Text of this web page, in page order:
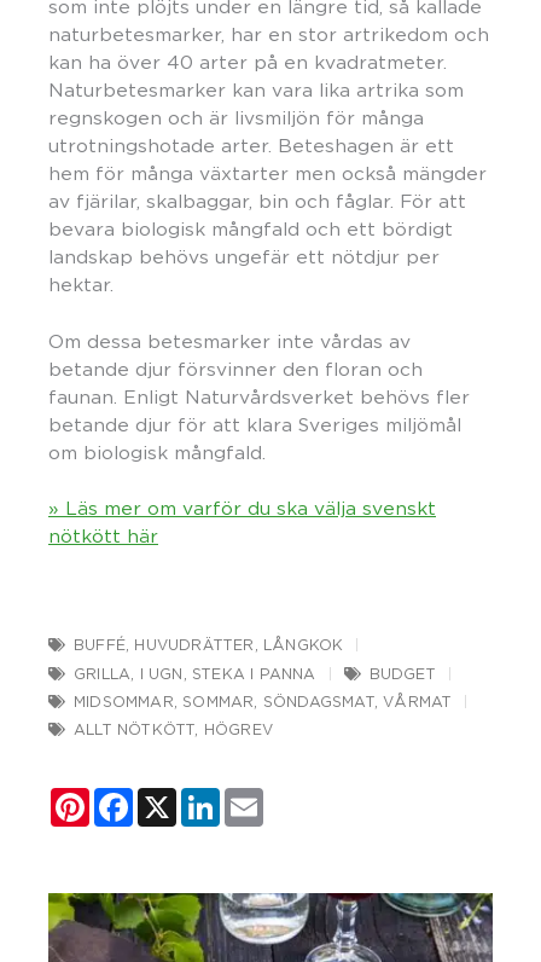
som inte plöjts under en längre tid, så kallade
naturbetesmarker, har en stor artrikedom och
kan ha över 40 arter på en kvadratmeter.
Naturbetesmarker kan vara lika artrika som
regnskogen och är livsmiljön för många
utrotningshotade arter. Beteshagen är ett
hem för många växtarter men också mängder
av fjärilar, skalbaggar, bin och fåglar. För att
bevara biologisk mångfald och ett bördigt
landskap behövs ungefär ett nötdjur per
hektar.
Om dessa betesmarker inte vårdas av
betande djur försvinner den floran och
faunan. Enligt Naturvårdsverket behövs fler
betande djur för att klara Sveriges miljömål
om biologisk mångfald.
» Läs mer om varför du ska välja svenskt
nötkött här
BUFFÉ HUVUDRÄTTER
LÅNGKOK
GRILLA
I UGN STEKA I PANNA
BUDGET
MIDSOMMAR
SOMMAR SÖNDAGSMAT,VÅRMAT
ALLT NÖTKÖTT
HÖGREV
PinterestFacebook
X LinkedIn